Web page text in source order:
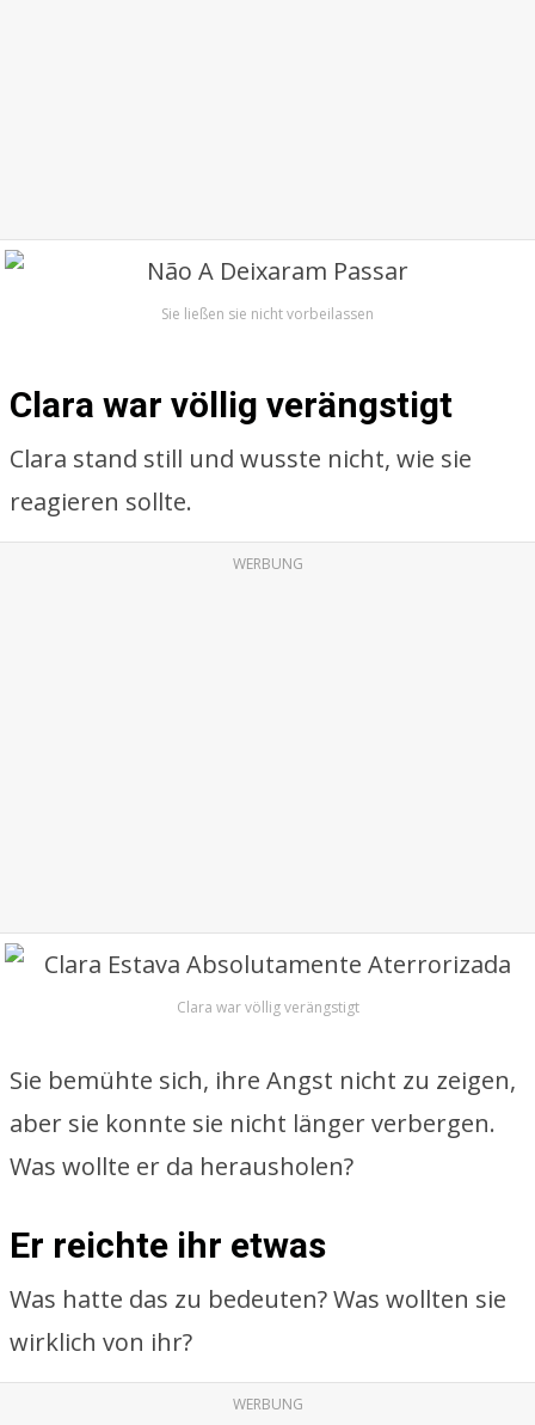
Sie ließen sie nicht vorbeilassen
Clara war völlig verängstigt
Clara stand still und wusste nicht, wie sie
reagieren sollte.
WERBUNG
Clara war völlig verängstigt
Sie bemühte sich, ihre Angst nicht zu zeigen,
aber sie konnte sie nicht länger verbergen.
Was wollte er da herausholen?
Er reichte ihr etwas
Was hatte das zu bedeuten? Was wollten sie
wirklich von ihr?
WERBUNG